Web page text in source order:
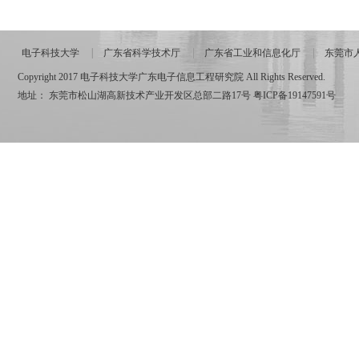
电子科技大学 广东省科学技术厅 广东省工业和信息化厅 东莞市
Copyright 2017 电子科技大学广东电子信息工程研究院 All Rights Reserved.
地址： 东莞市松山湖高新技术产业开发区总部二路17号 粤ICP备19147591号